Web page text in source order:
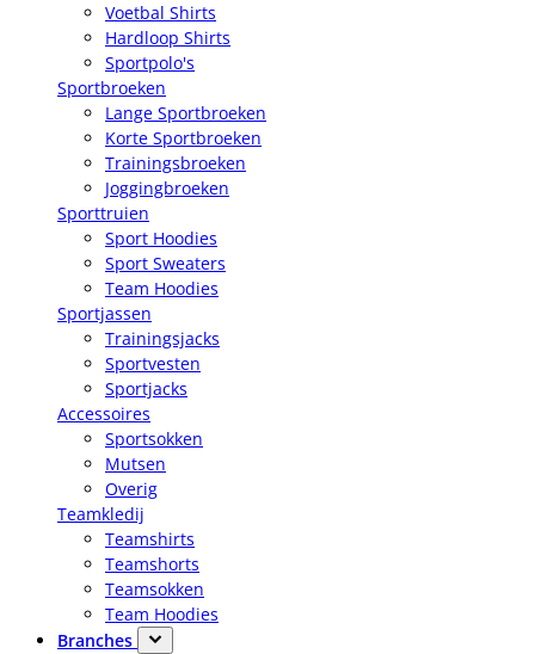
Voetbal Shirts
Hardloop Shirts
Sportpolo's
Sportbroeken
Lange Sportbroeken
Korte Sportbroeken
Trainingsbroeken
Joggingbroeken
Sporttruien
Sport Hoodies
Sport Sweaters
Team Hoodies
Sportjassen
Trainingsjacks
Sportvesten
Sportjacks
Accessoires
Sportsokken
Mutsen
Overig
Teamkledij
Teamshirts
Teamshorts
Teamsokken
Team Hoodies
Branches